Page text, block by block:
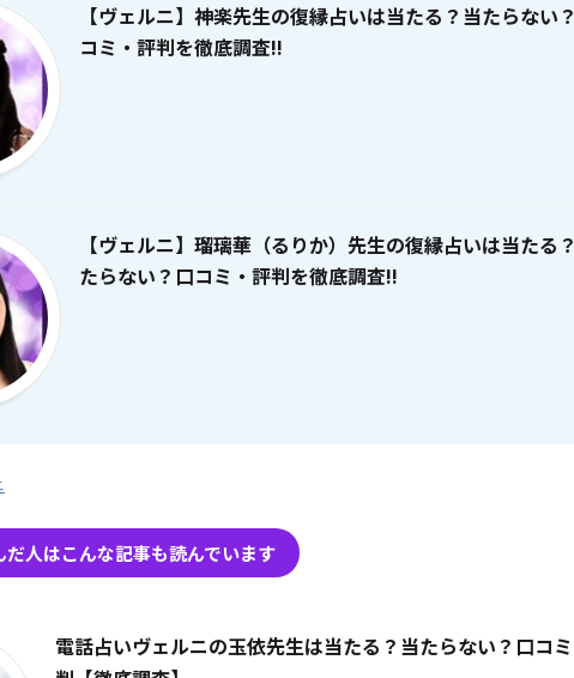
【ヴェルニ】神楽先生の復縁占いは当たる？当たらない
コミ・評判を徹底調査!!
【ヴェルニ】瑠璃華（るりか）先生の復縁占いは当たる
たらない？口コミ・評判を徹底調査!!
だ人はこんな記事も読んでいます
電話占いヴェルニの玉依先生は当たる？当たらない？口コ